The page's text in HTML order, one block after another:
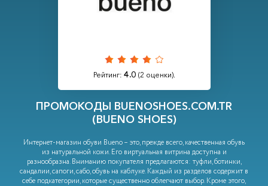
Рейтинг: 4.0 (2 оценки).
ПРОМОКОДЫ BUENOSHOES.COM.TR
(BUENO SHOES)
Интернет-магазин обуви Bueno – это, прежде всего, качественная обувь
из натуральной кожи. Его виртуальная витрина доступна и
разнообразна. Вниманию покупателя предлагаются: туфли, ботинки,
сандалии, сапоги, сабо, обувь на каблуке. Каждый из разделов содержит в
себе подкатегории, которые существенно облегчают выбор. Кроме этого,